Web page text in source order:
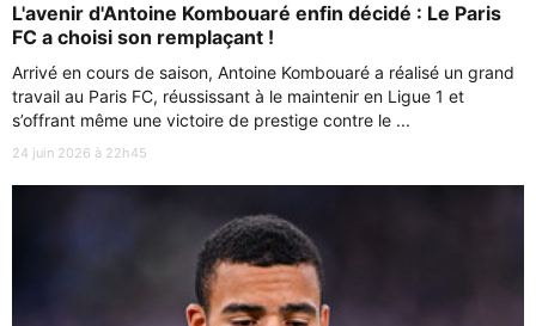
L'avenir d'Antoine Kombouaré enfin décidé : Le Paris
FC a choisi son remplaçant !
Arrivé en cours de saison, Antoine Kombouaré a réalisé un grand
travail au Paris FC, réussissant à le maintenir en Ligue 1 et
s’offrant même une victoire de prestige contre le ...
24 juin 2026 à 22h45